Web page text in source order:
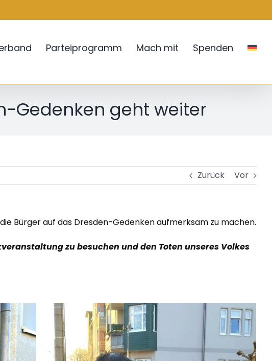
Parteiprogramm Mach mit Spenden
Gedenken geht weiter
Zurück Vor
Bürger auf das Dresden-Gedenken aufmerksam zu machen.
zu besuchen und den Toten unseres Volkes